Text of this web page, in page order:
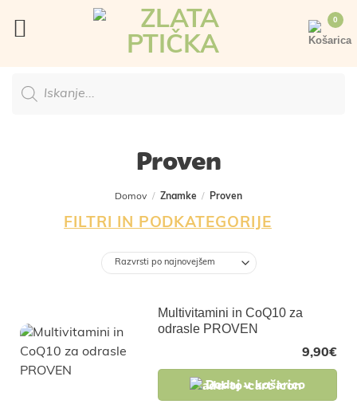
search
Proven
Domov / Znamke / Proven
FILTRI IN PODKATEGORIJE
Multivitamini in CoQ10 za
odrasle PROVEN
9,90€
Dodaj v košarico